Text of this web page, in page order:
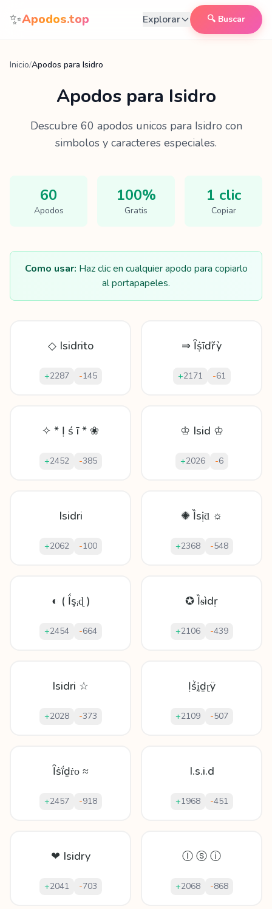
Saltar al contenido
✨Apodos.top Explorar 🔍 Buscar
Inicio/Apodos para Isidro
Apodos para Isidro
Descubre 60 apodos unicos para Isidro con
simbolos y caracteres especiales.
60
Apodos
100%
Gratis
1 clic
Copiar
Como usar: Haz clic en cualquier apodo para copiarlo
al portapapeles.
◇ Isidrito
+2287 -145
⇒ Ȋṩīďřỳ
+2171 -61
✧ * Ị ś ī * ❀
+2452 -385
♔ Isid ♔
+2026 -6
Isidri
+2062 -100
✺ Ȉsịƌ ☼
+2368 -548
◐ ( Ḯşᵢɖ )
+2454 -664
✪ Ȉᵴìdṛ
+2106 -439
Isidri ☆
+2028 -373
Ịṥḭḏɽÿ
+2109 -507
Ȋṡḯḏṙο ≈
+2457 -918
I.s.i.d
+1968 -451
❤ Isidry
+2041 -703
Ⓘ ⓢ ⓘ
+2068 -868